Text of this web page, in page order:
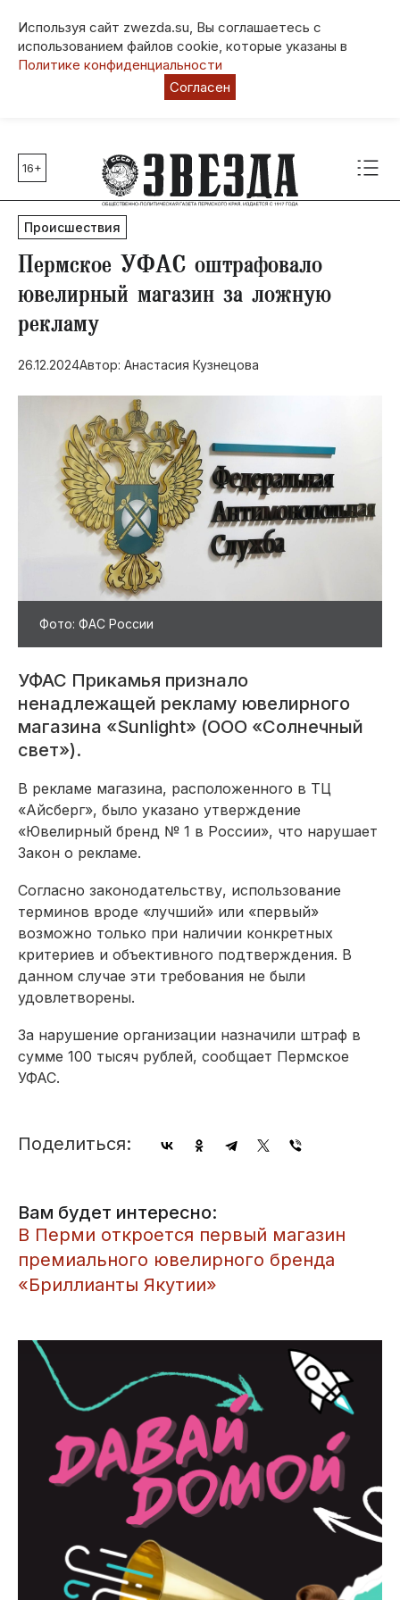
Используя сайт zwezda.su, Вы соглашаетесь с
использованием файлов cookie, которые указаны в
Политике конфиденциальности
Согласен
Главные темы
80 лет Победы
Молодежная столица РФ
СВО
Выборы в Пермском крае
Социальная поддержка
Инфраструктура
Благоустройство
16+
Происшествия
​Пермское УФАС оштрафовало
ювелирный магазин за ложную
рекламу
26.12.2024Автор: Анастасия Кузнецова
Фото: ФАС России
УФАС Прикамья признало
ненадлежащей рекламу ювелирного
магазина «Sunlight» (ООО «Солнечный
свет»).
В рекламе магазина, расположенного в ТЦ
«Айсберг», было указано утверждение
«Ювелирный бренд № 1 в России», что нарушает
Закон о рекламе.
Согласно законодательству, использование
терминов вроде «лучший» или «первый»
возможно только при наличии конкретных
критериев и объективного подтверждения. В
данном случае эти требования не были
удовлетворены.
За нарушение организации назначили штраф в
сумме 100 тысяч рублей, сообщает Пермское
УФАС.
Поделиться:
Вам будет интересно:
​В Перми откроется первый магазин
премиального ювелирного бренда
«Бриллианты Якутии»